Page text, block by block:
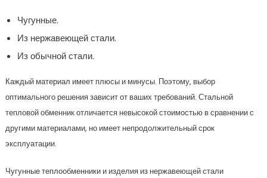
Чугунные.
Из нержавеющей стали.
Из обычной стали.
Каждый материал имеет плюсы и минусы. Поэтому, выбор
оптимального решения зависит от ваших требований. Стальной
тепловой обменник отличается невысокой стоимостью в сравнении с
другими материалами, но имеет непродолжительный срок
эксплуатации.
Чугунные теплообменники и изделия из нержавеющей стали